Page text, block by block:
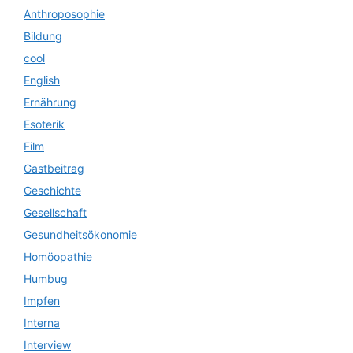
Anthroposophie
Bildung
cool
English
Ernährung
Esoterik
Film
Gastbeitrag
Geschichte
Gesellschaft
Gesundheitsökonomie
Homöopathie
Humbug
Impfen
Interna
Interview